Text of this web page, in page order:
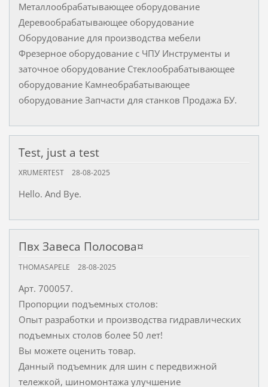
Металлообрабатывающее оборудование
Деревообрабатывающее оборудование
Оборудование для производства мебели
Фрезерное оборудование с ЧПУ Инструменты и
заточное оборудование Стеклообрабатывающее
оборудование Камнеобрабатывающее
оборудование Запчасти для станков Продажа БУ.
Test, just a test
XRUMERTEST 28-08-2025
Hello. And Bye.
Пвх Завеса Полосова¤
THOMASAPELE 28-08-2025
Арт. 700057.
Пропорции подъемных столов:
Опыт разработки и производства гидравлических
подъемных столов более 50 лет!
Вы можете оценить товар.
Данный подъемник для шин с передвижной
тележкой, шиномонтажа улучшение